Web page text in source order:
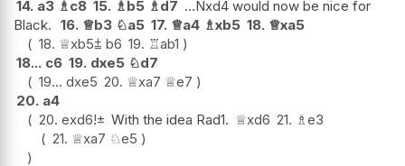
14. a3 ♗ c8 15. ♗ b5 ♗ d7 ...Nxd4 would now be nice for
Black. 16. ♕b3 ♘a5 17. ♕a4 ♗xb5 18. ♕xa5
18. ♕xb5⩲ b6 19. ♖ab1
18... c6 19. dxe5 ♘d7
19... dxe5 20. ♕xa7 ♕e7
20. a4
20. exd6!± With the idea Rad1. ♕xd6 21. ♗e3
21. ♕xa7 ♘e5